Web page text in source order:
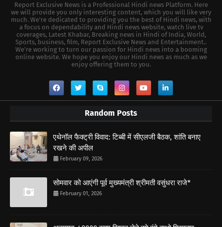
Report Exclusive News is a Professional Hindi news Platform. Here
we will provide you only interesting content, which you will like very
much. We're dedicated to providing you the best of Hindi news, with
a focus on dependability and Hindi news website, watch live tv
coverages, Latest Khabar, Breaking news in Hindi of India, World,
Sports, business, film, Report Exclusive News and Entertainment..
We're working to turn our passion for Hindi news into a booming
online website. We hope you enjoy our Hindi news as much as we
enjoy offering them to you.
Random Posts
एथेनॉल फैक्ट्री विवाद: टिब्बी में सीएलजी बैठक, शांति बनाए
रखने की अपील
February 09, 2026
सोमवार को आएंगी पूर्व मुख्यमंत्री श्रीमती वसुंधरा राजे*
February 01, 2026